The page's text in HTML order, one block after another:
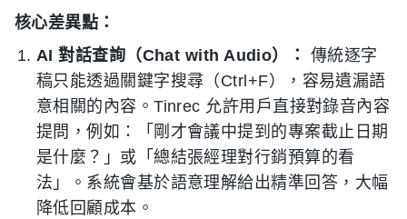
核心差異點：
AI 對話查詢（Chat with Audio）：
傳統逐字
稿只能透過關鍵字搜尋（Ctrl+F），容易遺漏語
意相關的內容。Tinrec 允許用戶直接對錄音內容
提問，例如：「剛才會議中提到的專案截止日期
是什麼？」或「總結張經理對行銷預算的看
法」。系統會基於語意理解給出精準回答，大幅
降低回顧成本。